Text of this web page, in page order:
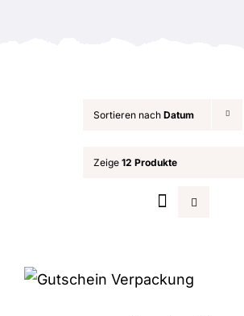
Sortieren nach Datum
Zeige 12 Produkte